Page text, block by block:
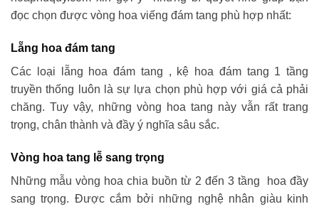
đọc chọn được vòng hoa viếng đám tang phù hợp nhất:
Lẵng hoa đám tang
Các loại lẵng hoa đám tang , kệ hoa đám tang 1 tầng
truyền thống luôn là sự lựa chọn phù hợp với giá cả phải
chăng. Tuy vậy, những vòng hoa tang này vẫn rất trang
trọng, chân thành và đầy ý nghĩa sâu sắc.
Vòng hoa tang lễ sang trọng
Những mẫu vòng hoa chia buồn từ 2 đến 3 tầng hoa đầy
sang trọng. Được cắm bởi những nghệ nhân giàu kinh